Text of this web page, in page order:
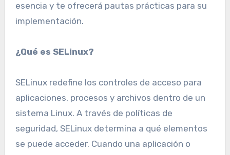
esencia y te ofrecerá pautas prácticas para su
implementación.
¿Qué es SELinux?
SELinux redefine los controles de acceso para
aplicaciones, procesos y archivos dentro de un
sistema Linux. A través de políticas de
seguridad, SELinux determina a qué elementos
se puede acceder. Cuando una aplicación o